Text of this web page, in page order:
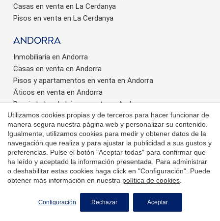
SOLICITE MÁS INFORMACIÓN
Casas en venta en La Cerdanya
Pisos en venta en La Cerdanya
Andorra
Inmobiliaria en Andorra
Casas en venta en Andorra
Pisos y apartamentos en venta en Andorra
Áticos en venta en Andorra
Propiedades de lujo en venta en Andorra
Encuentra Tu Hogar En El
Extranjero De La Mano De
La Red Coldwell Banker®
Utilizamos cookies propias y de terceros para hacer funcionar de
manera segura nuestra página web y personalizar su contenido.
Igualmente, utilizamos cookies para medir y obtener datos de la
navegación que realiza y para ajustar la publicidad a sus gustos y
preferencias. Pulse el botón "Aceptar todas" para confirmar que
ha leído y aceptado la información presentada. Para administrar
o deshabilitar estas cookies haga click en "Configuración". Puede
obtener más información en nuestra política de cookies
Configuración Rechazar Aceptar